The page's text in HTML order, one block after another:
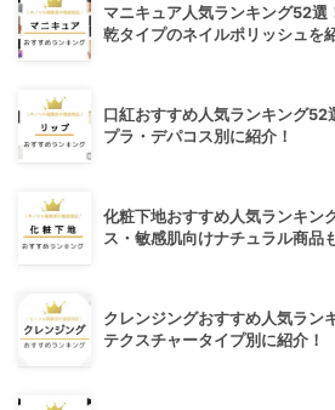
マニキュア人気ランキング52選
乾タイプのネイルポリッシュを
口紅おすすめ人気ランキング52
プラ・デパコス別に紹介！
化粧下地おすすめ人気ランキン
ス・敏感肌向けナチュラル商品
クレンジングおすすめ人気ラン
テクスチャータイプ別に紹介！